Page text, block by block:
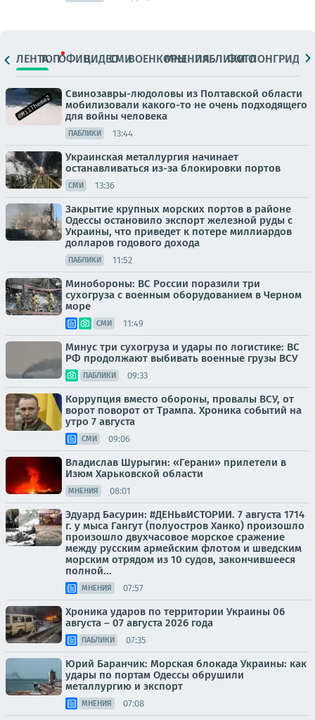
ЛЕНТАТОПОФИЦ.ВИДЕОСМИВОЕНКОРЫМНЕНИЯПАБЛИКИ
ФОТОЛОНГРИДЫ
Свинозавры-людоловы из Полтавской области
мобилизовали какого-то не очень подходящего
для войны человека
ПАБЛИКИ 13:44
Украинская металлургия начинает
останавливаться из-за блокировки портов
СМИ 13:36
Закрытие крупных морских портов в районе
Одессы остановило экспорт железной руды с
Украины, что приведет к потере миллиардов
долларов годового дохода
ПАБЛИКИ 11:52
Минобороны: ВС России поразили три
сухогруза с военным оборудованием в Черном
море
СМИ 11:49
Минус три сухогруза и удары по логистике: ВС
РФ продолжают выбивать военные грузы ВСУ
ПАБЛИКИ 09:33
Коррупция вместо обороны, провалы ВСУ, от
ворот поворот от Трампа. Хроника событий на
утро 7 августа
СМИ 09:06
Владислав Шурыгин: «Герани» прилетели в
Изюм Харьковской области
МНЕНИЯ 08:01
Эдуард Басурин: #ДЕНЬвИСТОРИИ. 7 августа 1714
г. у мыса Гангут (полуостров Ханко) произошло
произошло двухчасовое морское сражение
между русским армейским флотом и шведским
морским отрядом из 10 судов, закончившееся
полной...
МНЕНИЯ 07:57
Хроника ударов по территории Украины 06
августа – 07 августа 2026 года
ПАБЛИКИ 07:35
Юрий Баранчик: Морская блокада Украины: как
удары по портам Одессы обрушили
металлургию и экспорт
МНЕНИЯ 07:08